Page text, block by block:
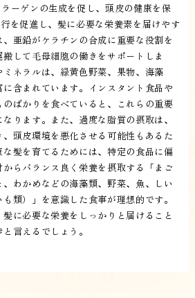
ーゲンの生成を促し、頭皮の健康を保
を促進し、髪に必要な栄養素を届けやす
、亜鉛がケラチンの合成に重要な役割を
して毛母細胞の働きをサポートしま
ネラルは、緑黄色野菜、果物、海藻
含まれています。インスタント食品や
ばかりを食べていると、これらの重要
ります。また、過度な脂質の摂取は、
頭皮環境を悪化させる可能性もあるた
髪を育てるためには、特定の食品に偏
らバランス良く栄養を摂取する「まご
わかめなどの海藻類、野菜、魚、しい
類）」を意識した食事が理想的です。
に必要な栄養をしっかりと届けること
言えるでしょう。